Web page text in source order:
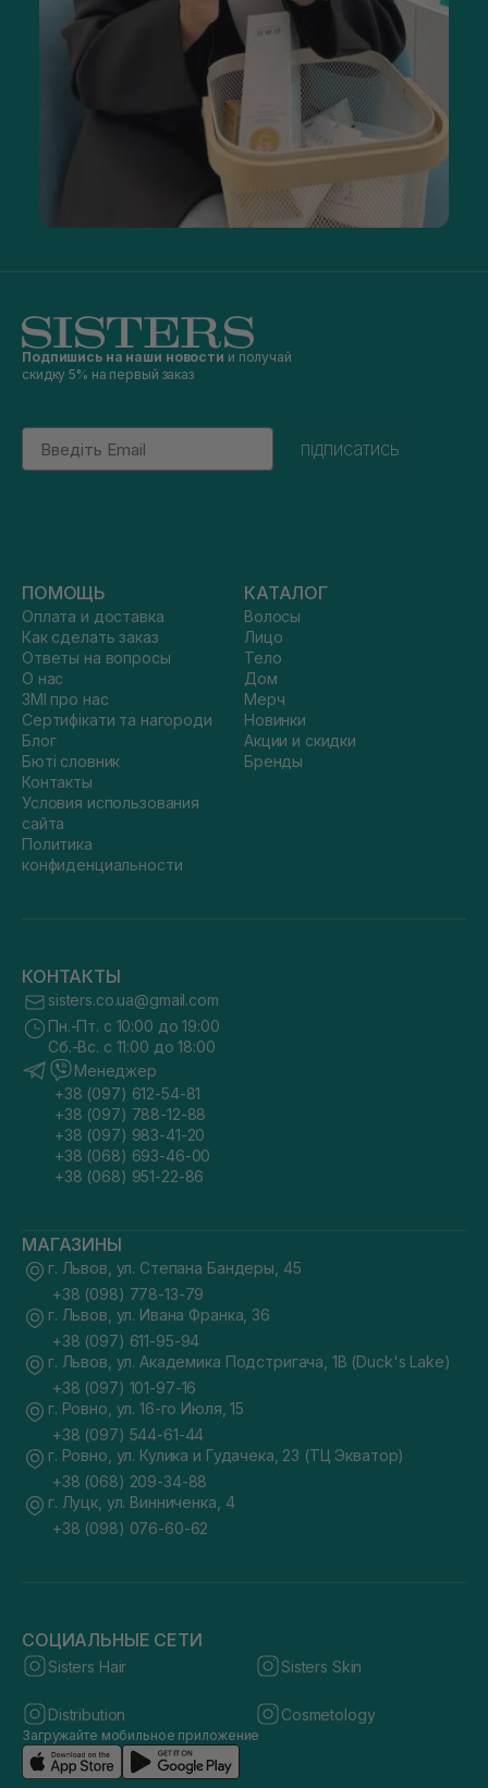
Подпишись на наши новости и получай
скидку 5% на первый заказ
Email
підписатись
ПОМОЩЬ
Оплата и доставка
Как сделать заказ
Ответы на вопросы
О нас
ЗМІ про нас
Сертифікати та нагороди
Блог
Бюті словник
Контакты
Условия использования
сайта
Политика
конфиденциальности
КАТАЛОГ
Волосы
Лицо
Тело
Дом
Мерч
Новинки
Акции и скидки
Бренды
КОНТАКТЫ
sisters.co.ua@gmail.com
Пн.-Пт. с 10:00 до 19:00
Сб.-Вс. с 11:00 до 18:00
Менеджер
+38 (097) 612-54-81
+38 (097) 788-12-88
+38 (097) 983-41-20
+38 (068) 693-46-00
+38 (068) 951-22-86
МАГАЗИНЫ
г. Львов, ул. Степана Бандеры, 45
+38 (098) 778-13-79
г. Львов, ул. Ивана Франка, 36
+38 (097) 611-95-94
г. Львов, ул. Академика Подстригача, 1В (Duck's Lake)
+38 (097) 101-97-16
г. Ровно, ул. 16-го Июля, 15
+38 (097) 544-61-44
г. Ровно, ул. Кулика и Гудачека, 23 (ТЦ Экватор)
+38 (068) 209-34-88
г. Луцк, ул. Винниченка, 4
+38 (098) 076-60-62
СОЦИАЛЬНЫЕ СЕТИ
Sisters Hair Sisters Skin
Distribution Cosmetology
Загружайте мобильное приложение